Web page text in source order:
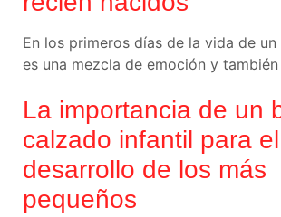
En los primeros días de la vida de
es una mezcla de emoción y
La importancia de un
calzado infantil para el
desarrollo de los más
pequeños